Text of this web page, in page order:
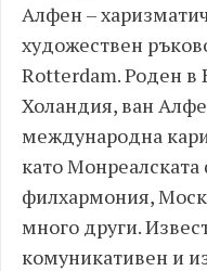
Алфен –
художествен
Rotterdam. Роден
Холандия, ван
международна
като
филхармония,
много други.
комуникативен и